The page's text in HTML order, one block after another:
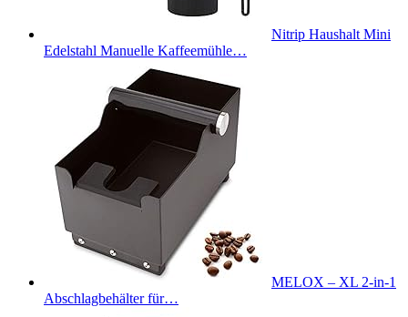
Nitrip Haushalt Mini
Edelstahl Manuelle Kaffeemühle…
MELOX – XL 2-in-1
Abschlagbehälter für…